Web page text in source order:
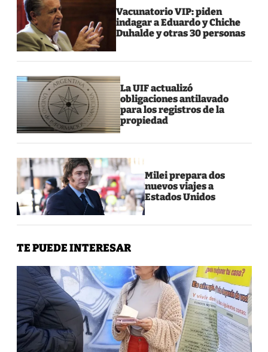
Vacunatorio VIP: piden
indagar a Eduardo y Chiche
Duhalde y otras 30 personas
La UIF actualizó
obligaciones antilavado
para los registros de la
propiedad
Milei prepara dos
nuevos viajes a
Estados Unidos
TE PUEDE INTERESAR